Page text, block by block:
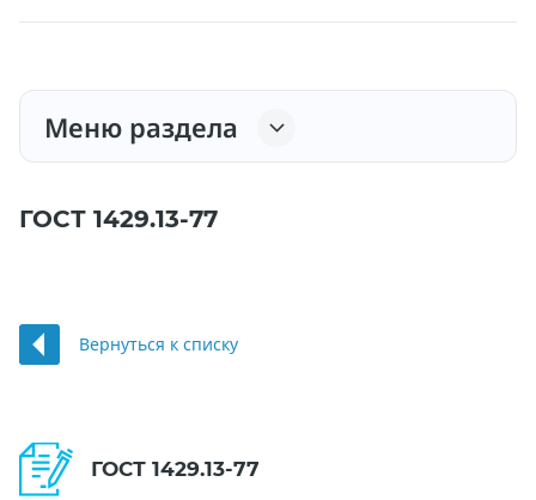
Меню раздела
ГОСТ 1429.13-77
Вернуться к списку
ГОСТ 1429.13-77